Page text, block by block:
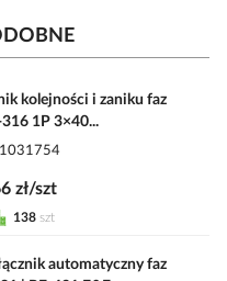
kolejności i zaniku faz
1P 3×40...
1031754
zł/szt
138 szt
automatyczny faz